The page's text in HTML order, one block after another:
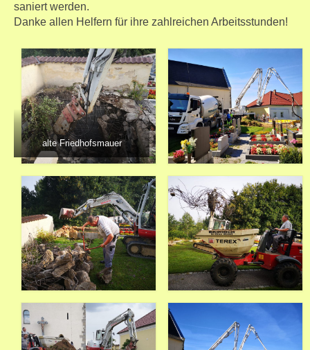
saniert werden.
Danke allen Helfern für ihre zahlreichen Arbeitsstunden!
alte Friedhofsmauer